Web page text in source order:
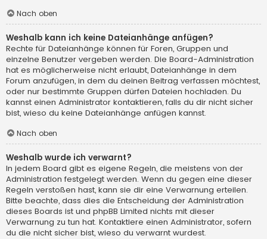
Nach oben
Weshalb kann ich keine Dateianhänge anfügen?
Rechte für Dateianhänge können für Foren, Gruppen und
einzelne Benutzer vergeben werden. Die Board-Administration
hat es möglicherweise nicht erlaubt, Dateianhänge in dem
Forum anzufügen, in dem du deinen Beitrag verfassen möchtest,
oder nur bestimmte Gruppen dürfen Dateien hochladen. Du
kannst einen Administrator kontaktieren, falls du dir nicht sicher
bist, wieso du keine Dateianhänge anfügen kannst.
Nach oben
Weshalb wurde ich verwarnt?
In jedem Board gibt es eigene Regeln, die meistens von der
Administration festgelegt werden. Wenn du gegen eine dieser
Regeln verstoßen hast, kann sie dir eine Verwarnung erteilen.
Bitte beachte, dass dies die Entscheidung der Administration
dieses Boards ist und phpBB Limited nichts mit dieser
Verwarnung zu tun hat. Kontaktiere einen Administrator, sofern
du die nicht sicher bist, wieso du verwarnt wurdest.